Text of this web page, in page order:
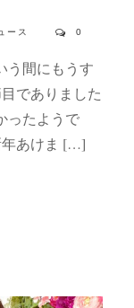
ース 0
う間にもうす
でありました
ったようで
あけま […]